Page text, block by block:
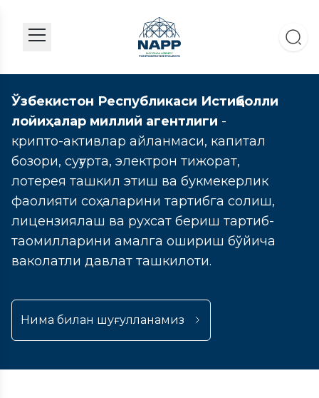
Ўзбекистон Республикаси Истиқболли
лойиҳалар миллий агентлиги -
крипто-активлар айланмаси, капитал
бозори, суғурта, электрон тижорат,
лотерея ташкил этиш ва букмекерлик
фаолияти соҳаларини тартибга солиш,
лицензиялаш ва рухсат бериш тартиб-
таомилларини амалга ошириш бўйича
ваколатли давлат ташкилоти.
Нима билан шуғулланамиз